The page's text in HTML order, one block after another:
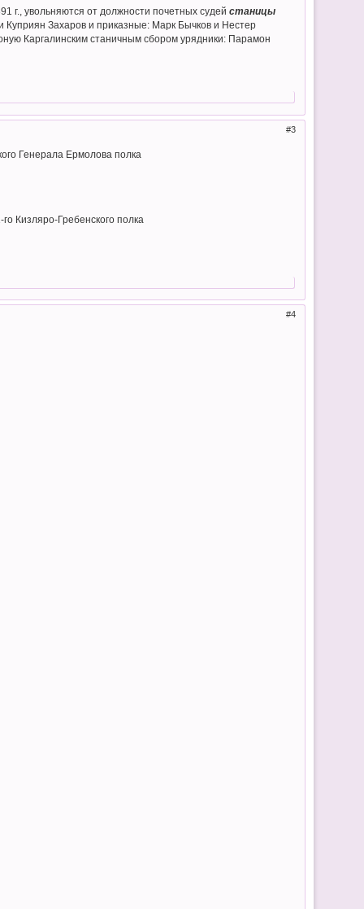
г., увольняются от должности почетных судейстаницы
Захаров и приказные: Марк Бычков и Нестер
Каргалинским станичным сбором урядники: Парамон
3
Генерала Ермолова полка
Кизляро-Гребенского полка
4